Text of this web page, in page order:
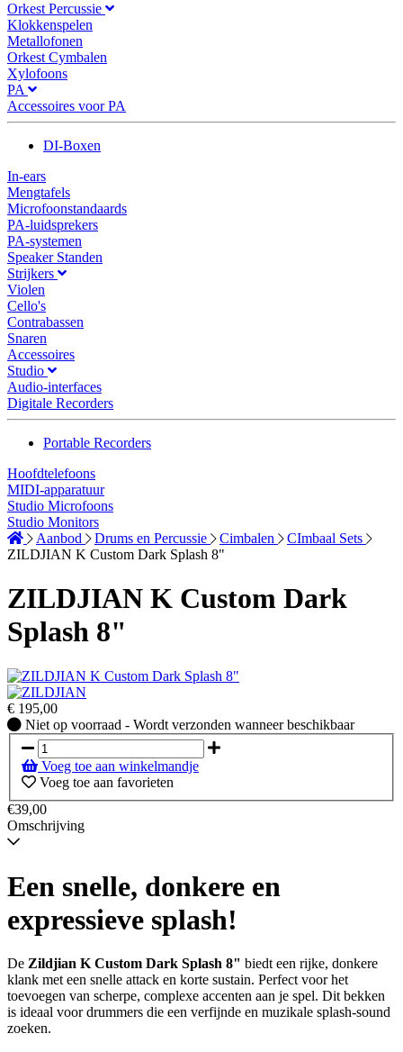
Orkest Percussie
Klokkenspelen
Metallofonen
Orkest Cymbalen
Xylofoons
PA
Accessoires voor PA
DI-Boxen
In-ears
Mengtafels
Microfoonstandaards
PA-luidsprekers
PA-systemen
Speaker Standen
Strijkers
Violen
Cello's
Contrabassen
Snaren
Accessoires
Studio
Audio-interfaces
Digitale Recorders
Portable Recorders
Hoofdtelefoons
MIDI-apparatuur
Studio Microfoons
Studio Monitors
Aanbod
Drums en Percussie Cimbalen
CImbaal Sets
ZILDJIAN K Custom Dark Splash 8"
ZILDJIAN K Custom Dark
Splash 8"
€ 195,00
Niet
op
voorraad
-
Wordt
verzonden
wanneer
beschikbaar
Niet op voorraad - Wordt verzonden wanneer beschikbaar
Voeg toe aan winkelmandje
Voeg toe aan favorieten
€39,00
Omschrijving
Een snelle, donkere en
expressieve splash!
De Zildjian K Custom Dark Splash 8" biedt een rijke, donkere
klank met een snelle attack en korte sustain. Perfect voor het
toevoegen van scherpe, complexe accenten aan je spel. Dit bekken
is ideaal voor drummers die een verfijnde en muzikale splash-sound
zoeken.